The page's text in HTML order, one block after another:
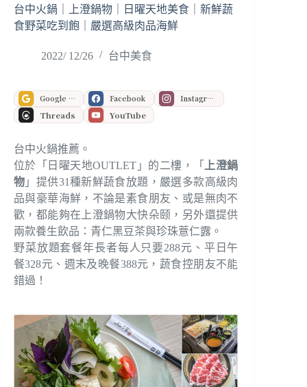
台中火鍋｜上澄鍋物｜日曜天地美食｜新鮮蔬
食野菜吃到飽｜嚴選高級肉品海鮮
2022/ 12/26 台中美食
Google 偏好來源 Facebook Instagram
Threads YouTube
台中火鍋推薦。
位於「日曜天地OUTLET」的二樓，「
上澄鍋
物 」提供31種新鮮蔬食放題，嚴選多款高級肉
品與豪華海鮮，不論是素食朋友、或是無肉不
歡，都能夠在上澄鍋物大快朵颐，另外還提供
兩款養生飲品：青仁黑豆茶與珍珠薏仁露。
野菜放題套餐年長者每人只要288元、平日午
餐328元、週末及晚餐388元，蔬食控朋友不能
錯過！